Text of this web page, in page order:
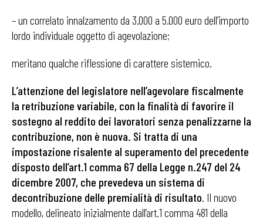
– un correlato innalzamento da 3.000 a 5.000 euro dell’importo
lordo individuale oggetto di agevolazione;
meritano qualche riflessione di carattere sistemico.
L’attenzione del legislatore nell’agevolare fiscalmente
la retribuzione variabile, con la finalità di favorire il
sostegno al reddito dei lavoratori senza penalizzarne la
contribuzione, non è nuova. Si tratta di una
impostazione risalente al superamento del precedente
disposto dell’art.1 comma 67 della Legge n.247 del 24
dicembre 2007, che prevedeva un sistema di
decontribuzione delle premialità di risultato. Il nuovo
modello, delineato inizialmente dall’art.1 comma 481 della